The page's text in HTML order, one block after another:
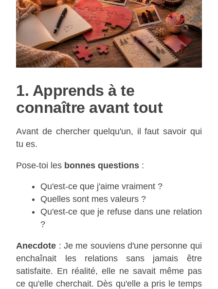
1. Apprends à te
connaître avant tout
Avant de chercher quelqu'un, il faut savoir qui
tu es.
Pose-toi les bonnes questions :
Qu'est-ce que j'aime vraiment ?
Quelles sont mes valeurs ?
Qu'est-ce que je refuse dans une relation
?
Anecdote : Je me souviens d'une personne qui
enchaînait les relations sans jamais être
satisfaite. En réalité, elle ne savait même pas
ce qu'elle cherchait. Dès qu'elle a pris le temps